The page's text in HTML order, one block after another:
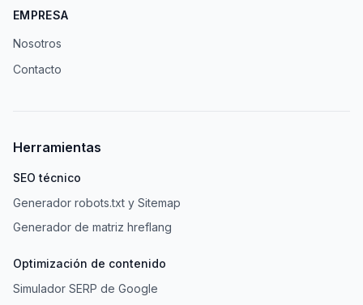
EMPRESA
Nosotros
Contacto
Herramientas
SEO técnico
Generador robots.txt y Sitemap
Generador de matriz hreflang
Optimización de contenido
Simulador SERP de Google